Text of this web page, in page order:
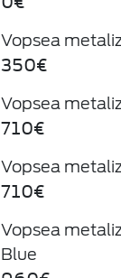
Vopsea
350€
Vopsea
710€
Vopsea
710€
Vopsea
Blue